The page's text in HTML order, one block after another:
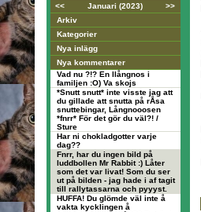
<<
Januari (2023)
>>
Arkiv
Kategorier
Nya inlägg
Nya kommentarer
Vad nu ?!? En llångnos i
familjen :O) Va skojs
*Snutt snutt* inte visste jag att
du gillade att snutta på rÅsa
snuttebingar, Långnooosen
*fnrr* För det gör du väl?! /
Sture
Har ni chokladgotter varje
dag??
Fnrr, har du ingen bild på
luddbollen Mr Rabbit :) Låter
som det var livat! Som du ser
ut på bilden - jag hade i af tagit
till rallytassarna och pyyyst.
HUFFA! Du glömde väl inte å
vakta kycklingen å